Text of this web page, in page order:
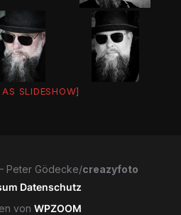
SLIDESHOW]
Peter Gödecke/creazyfoto
Datenschutz
von WPZOOM